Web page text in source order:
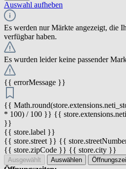
Auswahl aufheben
Es werden nur Märkte angezeigt, die
verfügbar haben.
Es wurden leider keine passender
{{ errorMessage }}
{{
* 100) / 100 }} {{
}}
{{ store.label }}
{{ store.street }} {{
{{ store.zipCode }} {{ store.city }}
Ausgewählt Auswählen